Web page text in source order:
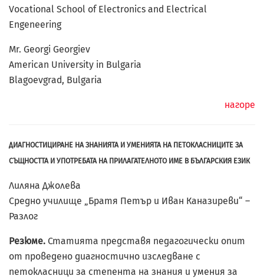
Vocational School of Electronics and Electrical
Engeneering
Mr. Georgi Georgiev
American University in Bulgaria
Blagoevgrad, Bulgaria
нагоре
ДИАГНОСТИЦИРАНЕ НА ЗНАНИЯТА И УМЕНИЯТА НА ПЕТОКЛАСНИЦИТЕ ЗА
СЪЩНОСТТА И УПОТРЕБАТА НА ПРИЛАГАТЕЛНОТО ИМЕ В БЪЛГАРСКИЯ ЕЗИК
Лиляна Джолева
Средно училище „Братя Петър и Иван Каназиреви“ –
Разлог
Резюме. Статията представя педагогически опит
от проведено диагностично изследване с
петокласници за степента на знания и умения за